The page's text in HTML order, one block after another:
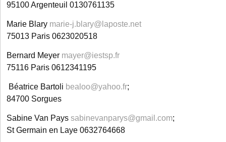
95100 Argenteuil 0130761135
Marie Blary marie-j.blary@laposte.net
75013 Paris 0623020518
Bernard Meyer mayer@iestsp.fr
75116 Paris 0612341195
Béatrice Bartoli bealoo@yahoo.fr;
84700 Sorgues
Sabine Van Pays sabinevanparys@gmail.com;
St Germain en Laye 0632764668